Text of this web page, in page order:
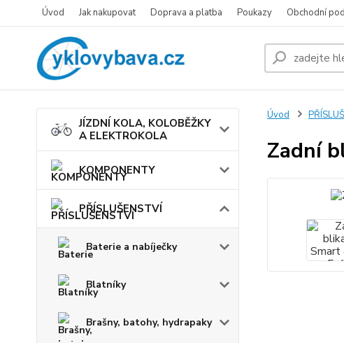
Úvod Jak nakupovat Doprava a platba Poukazy Obchodní
JÍZDNÍ KOLA, KOLOBĚŽKY
A ELEKTROKOLA
KOMPONENTY
PŘÍSLUŠENSTVÍ
Baterie a nabíječky
Blatníky
Brašny, batohy, hydrapaky
Úvod
Zadní